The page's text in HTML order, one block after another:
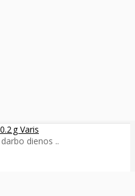
g Varis
dienos ..